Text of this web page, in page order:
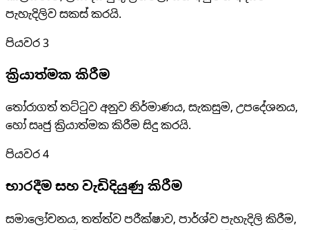
පැහැදිලිව සකස් කරයි.
පියවර 3
ක්‍රියාත්මක කිරීම
තෝරාගත් තට්ටුව අනුව නිර්මාණය, සැකසුම, උපදේශනය,
හෝ සෘජු ක්‍රියාත්මක කිරීම සිදු කරයි.
පියවර 4
භාරදීම සහ වැඩිදියුණු කිරීම
සමාලෝචනය, තත්ත්ව පරීක්ෂාව, පාර්ශ්ව පැහැදිලි කිරීම,